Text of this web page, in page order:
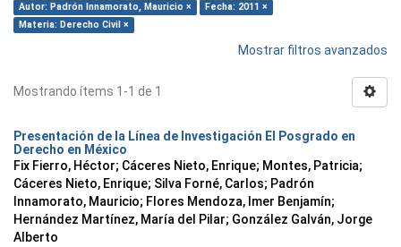
Autor: Padrón Innamorato, Mauricio ×
Fecha: 2011 ×
Materia: Derecho Civil ×
Mostrar filtros avanzados
Mostrando ítems 1-1 de 1
Presentación de la Línea de Investigación El Posgrado en
Derecho en México
Fix Fierro, Héctor; Cáceres Nieto, Enrique; Montes, Patricia;
Cáceres Nieto, Enrique; Silva Forné, Carlos; Padrón
Innamorato, Mauricio; Flores Mendoza, Imer Benjamín;
Hernández Martínez, María del Pilar; González Galván, Jorge
Alberto